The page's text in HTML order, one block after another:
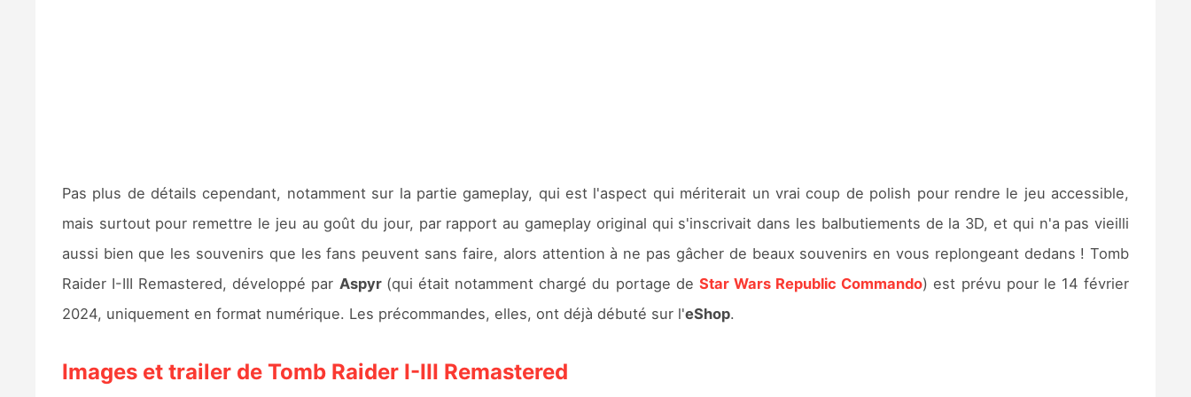
Pas plus de détails cependant, notamment sur la partie gameplay, qui est l'aspect qui mériterait un vrai coup de polish pour rendre le jeu accessible,
mais surtout pour remettre le jeu au goût du jour, par rapport au gameplay original qui s'inscrivait dans les balbutiements de la 3D, et qui n'a pas vieilli
aussi bien que les souvenirs que les fans peuvent sans faire, alors attention à ne pas gâcher de beaux souvenirs en vous replongeant dedans ! Tomb
Raider I-III Remastered, développé par Aspyr (qui était notamment chargé du portage de Star Wars Republic Commando) est prévu pour le 14 février
2024, uniquement en format numérique. Les précommandes, elles, ont déjà débuté sur l'eShop.
Images et trailer de Tomb Raider I-III Remastered